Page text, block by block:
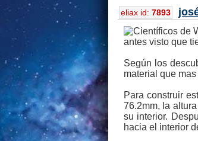
eliax id: 7893
antes visto que
Según los
material que
Para construir
76.2mm, la
su interior.
hacia el interior